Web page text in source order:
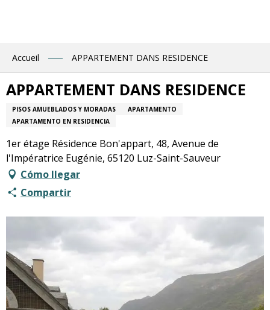
Accueil APPARTEMENT DANS RESIDENCE
APPARTEMENT DANS RESIDENCE
PISOS AMUEBLADOS Y MORADAS
APARTAMENTO
APARTAMENTO EN RESIDENCIA
1er étage Résidence Bon'appart, 48, Avenue de
l'Impératrice Eugénie, 65120 Luz-Saint-Sauveur
Cómo llegar
Compartir